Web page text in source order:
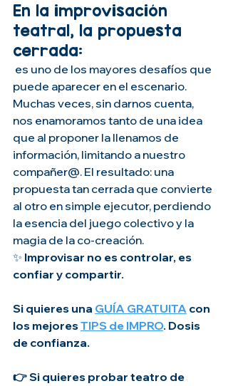
En la improvisación
teatral, la propuesta
cerrada:
es uno de los mayores desafíos que
puede aparecer en el escenario.
Muchas veces, sin darnos cuenta,
nos enamoramos tanto de una idea
que al proponer la llenamos de
información, limitando a nuestro
compañer@. El resultado: una
propuesta tan cerrada que convierte
al otro en simple ejecutor, perdiendo
la esencia del juego colectivo y la
magia de la co-creación.
✨ Improvisar no es controlar, es
confiar y compartir.
Si quieres una GUÍA GRATUITA con
los mejores TIPS de IMPRO. Dosis
de confianza.
👉 Si quieres probar teatro de